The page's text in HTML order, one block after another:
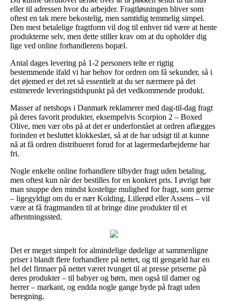
eller til adressen hvor du arbejder. Fragtløsningen bliver som
oftest en tak mere bekostelig, men samtidig temmelig simpel.
Den mest betalelige fragtform vil dog til enhver tid være at hente
produkterne selv, men dette stiller krav om at du opholder dig
lige ved online forhandlerens bopæl.
Antal dages levering på 1-2 personers telte er rigtig
bestemmende ifald vi har behov for ordren om få sekunder, så i
det øjemed er det ret så essentielt at du ser nærmere på det
estimerede leveringstidspunkt på det vedkommende produkt.
Masser af netshops i Danmark reklamerer med dag-til-dag fragt
på deres favorit produkter, eksempelvis Scorpion 2 – Boxed
Olive, men vær obs på at det er underforstået at ordren aflægges
forinden et besluttet klokkeslæt, så at de har udsigt til at kunne
nå at få ordren distribueret forud for at lagermedarbejderne har
fri.
Nogle enkelte online forhandlere tilbyder fragt uden betaling,
men oftest kun når der bestilles for en konkret pris. I øvrigt bør
man snuppe den mindst kostelige mulighed for fragt, som gerne
– ligegyldigt om du er nær Kolding, Lillerød eller Assens – vil
være at få fragtmanden til at bringe dine produkter til et
afhentningssted.
Det er meget simpelt for almindelige dødelige at sammenligne
priser i blandt flere forhandlere på nettet, og til gengæld har en
hel del firmaer på nettet været tvunget til at presse priserne på
deres produkter – til babyer og børn, men også til damer og
herrer – markant, og endda nogle gange byde på fragt uden
beregning.